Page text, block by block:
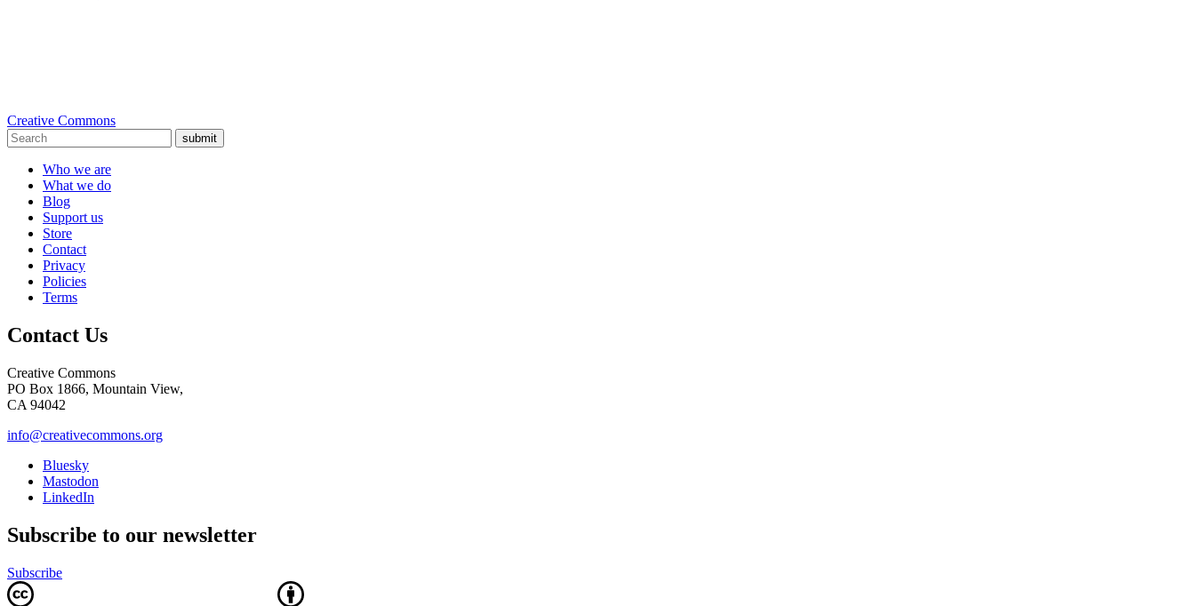
Creative Commons
submit
Who we are
What we do
Blog
Support us
Store
Contact
Privacy
Policies
Terms
Contact Us
Creative Commons
PO Box 1866, Mountain View,
CA 94042
info@creativecommons.org
Bluesky
Mastodon
LinkedIn
Subscribe to our newsletter
Subscribe